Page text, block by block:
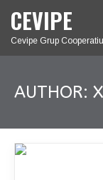
CEVIPE
Cevipe Grup
AUTHOR: